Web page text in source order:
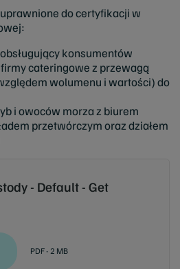
do certyfikacji w
konsumentów
cateringowe z przewagą
wolumenu i wartości) do
i owoców morza z biurem
przetwórczym oraz działem
- Default - Get
PDF - 2 MB